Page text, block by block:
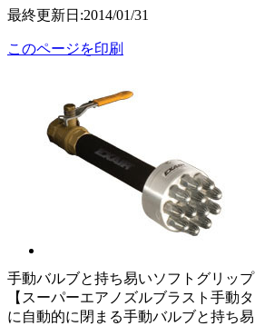
最終更新日:2014/01/31
このページを印刷
手動バルブと持ち易いソフトグリッ
【スーパーエアノズルブラスト手動
に自動的に閉まる手動バルブと持ち